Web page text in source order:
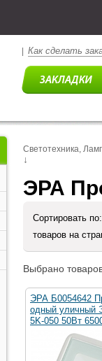
Как сделать
Светотехника,
↓
ЭРА
Сортировать
товаров на
Выбрано
ЭРА Б0054642
одный уличный
5K-050 50Вт